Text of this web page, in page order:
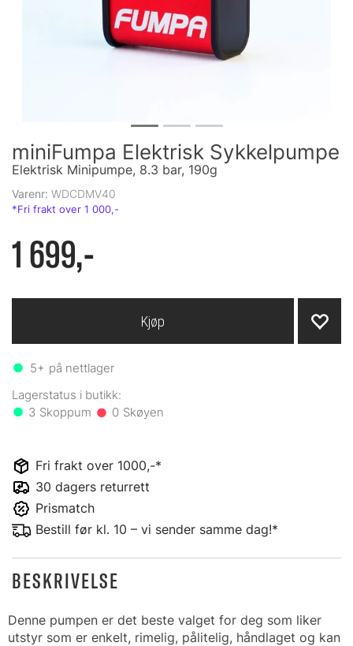
miniFumpa Elektrisk Sykkelpumpe
Elektrisk Minipumpe, 8.3 bar, 190g
Varenr: WDCDMV40
1 699,-
5+ på nettlager
3 0
Kjøp
Fri frakt over 1000,-*
30 dagers returrett
Prismatch
Bestill før kl. 10 – vi sender samme dag!*
BESKRIVELSE
Denne pumpen er det beste valget for deg som liker
utstyr som er enkelt, rimelig, pålitelig, håndlaget og kan